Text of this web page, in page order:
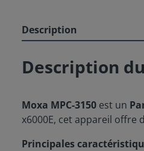
Description
Description
Moxa MPC-3150 est un
x6000E, cet appareil offre
Principales